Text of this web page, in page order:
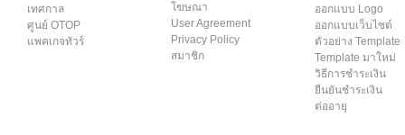
เทศกาล
ศูนย์ OTOP
แพคเกจทัวร์
โฆษณา
User Agreement
Privacy Policy
สมาชิก
ออกแบบ Logo
ออกแบบเว็บไซต์
ตัวอย่าง Template
Template มาใหม่
วิธีการชำระเงิน
ยืนยันชำระเงิน
ต่ออายุ